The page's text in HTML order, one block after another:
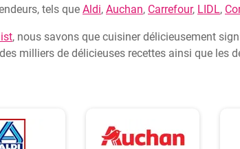
tels que Aldi, Auchan, Carrefour, LIDL,
, nous savons que cuisiner délicieusement
milliers de délicieuses recettes ainsi que les